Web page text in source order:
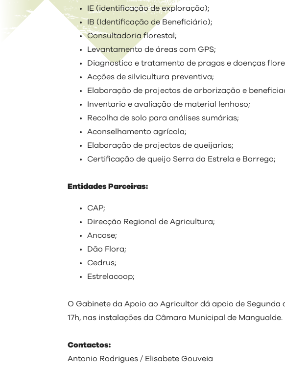
IE (identificação de exploração);
IB (Identificação de Beneficiário);
Consultadoria florestal;
Levantamento de áreas com GPS;
Diagnostico e tratamento de pragas e doenças
Acções de silvicultura preventiva;
Elaboração de projectos de arborização e
Inventario e avaliação de material lenhoso;
Recolha de solo para análises sumárias;
Aconselhamento agrícola;
Elaboração de projectos de queijarias;
Certificação de queijo Serra da Estrela e Borrego;
Entidades Parceiras:
CAP;
Direcção Regional de Agricultura;
Ancose;
Dão Flora;
Cedrus;
Estrelacoop;
O Gabinete da Apoio ao Agricultor dá apoio de Segunda
17h, nas instalações da Câmara Municipal de Mangualde.
Contactos:
Antonio Rodrigues / Elisabete Gouveia